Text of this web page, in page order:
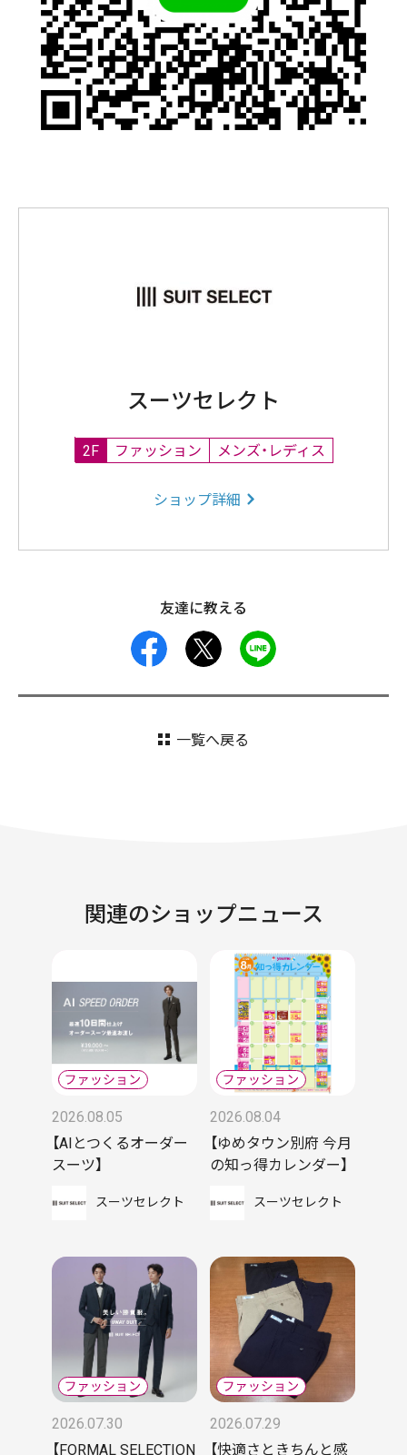
スーツセレクト
2F ファッション メンズ・レディス
ショップ詳細
友達に教える
facebook
一覧へ戻る
関連のショップニュース
2026.08.05
【AIとつくるオーダー
スーツ】
スーツセレクト
2026.08.04
【ゆめタウン別府 今月
の知っ得カレンダー】
スーツセレクト
2026.07.30
【FORMAL SELECTION
2026.07.29
【快適さときちんと感